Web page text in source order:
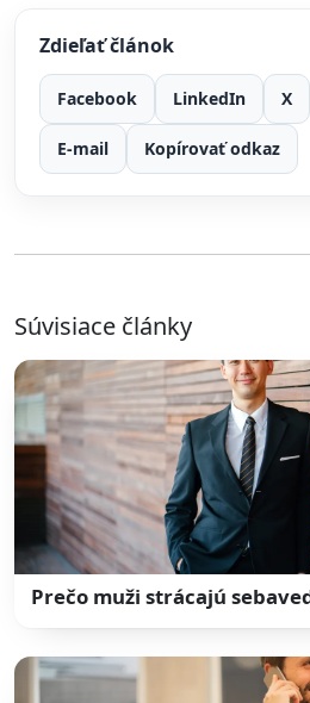
Zdieľať článok
Facebook LinkedIn X
E-mail Kopírovať odkaz
Súvisiace články
Prečo muži strácajú